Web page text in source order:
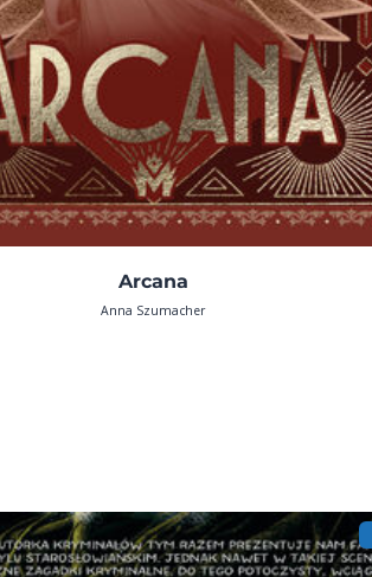
Arcana
Anna Szumacher